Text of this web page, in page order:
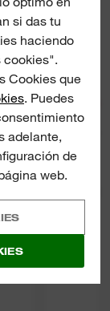
si das tu
haciendo
cookies".
Cookies que
. Puedes
adelante,
de
web.